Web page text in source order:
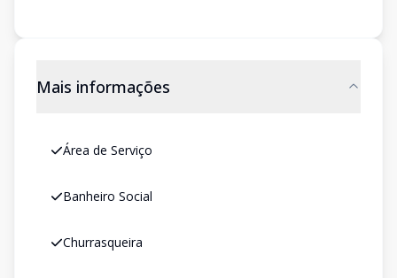
Mais informações
Área de Serviço
Banheiro Social
Churrasqueira